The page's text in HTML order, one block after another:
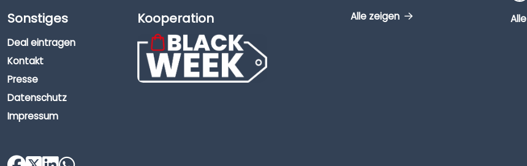
Sonstiges
Deal eintragen
Kontakt
Presse
Datenschutz
Impressum
Kooperation
Alle zeigen